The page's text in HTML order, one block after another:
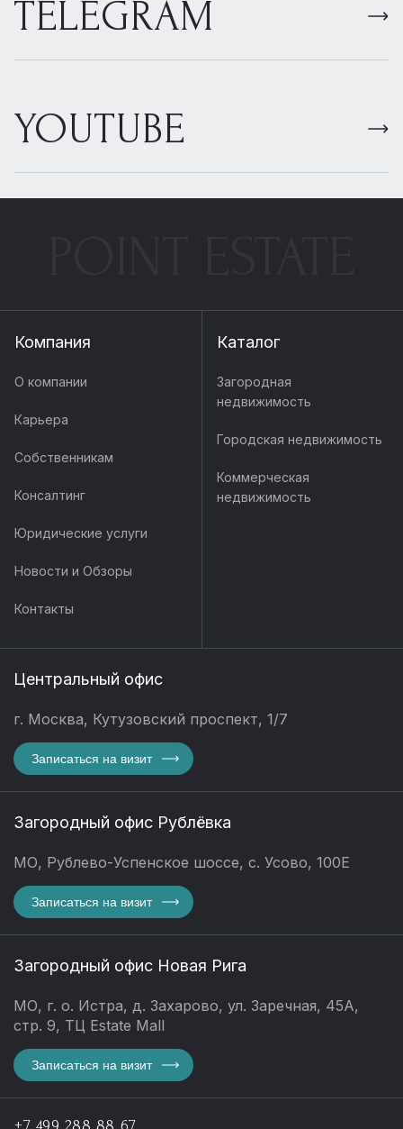
TELEGRAM
YOUTUBE
Компания
О компании
Карьера
Собственникам
Консалтинг
Юридические услуги
Новости и Обзоры
Контакты
Каталог
Загородная
недвижимость
Городская недвижимость
Коммерческая
недвижимость
Центральный офис
г. Москва, Кутузовский проспект, 1/7
Записаться на визит
Загородный офис Рублёвка
МО, Рублево-Успенское шоссе, с. Усово, 100Е
Записаться на визит
Загородный офис Новая Рига
МО, г. о. Истра, д. Захарово, ул. Заречная, 45А,
стр. 9, ТЦ Estate Mall
Записаться на визит